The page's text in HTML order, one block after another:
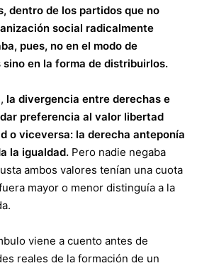
dentro de los partidos que no
social radicalmente
pues, no en el modo de
en la forma de distribuirlos.
la divergencia entre derechas e
preferencia al valor libertad
o viceversa: la derecha anteponía
la igualdad. Pero nadie negaba
ambos valores tenían una cuota
mayor o menor distinguía a la
viene a cuento antes de
reales de la formación de un